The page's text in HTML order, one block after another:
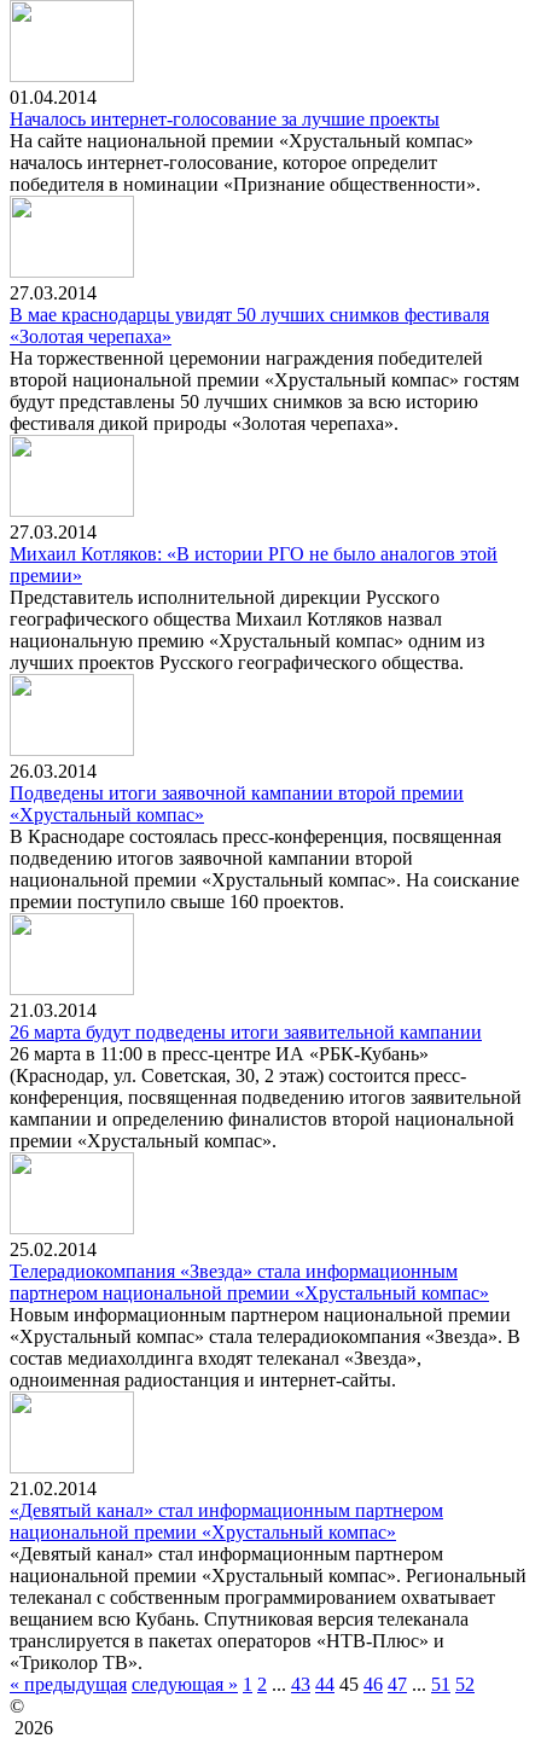
01.04.2014
Началось интернет-голосование за лучшие проекты
На сайте национальной премии «Хрустальный компас»
началось интернет-голосование, которое определит
победителя в номинации «Признание общественности».
27.03.2014
В мае краснодарцы увидят 50 лучших снимков фестиваля
«Золотая черепаха»
На торжественной церемонии награждения победителей
второй национальной премии «Хрустальный компас» гостям
будут представлены 50 лучших снимков за всю историю
фестиваля дикой природы «Золотая черепаха».
27.03.2014
Михаил Котляков: «В истории РГО не было аналогов этой
премии»
Представитель исполнительной дирекции Русского
географического общества Михаил Котляков назвал
национальную премию «Хрустальный компас» одним из
лучших проектов Русского географического общества.
26.03.2014
Подведены итоги заявочной кампании второй премии
«Хрустальный компас»
В Краснодаре состоялась пресс-конференция, посвященная
подведению итогов заявочной кампании второй
национальной премии «Хрустальный компас». На соискание
премии поступило свыше 160 проектов.
21.03.2014
26 марта будут подведены итоги заявительной кампании
26 марта в 11:00 в пресс-центре ИА «РБК-Кубань»
(Краснодар, ул. Советская, 30, 2 этаж) состоится пресс-
конференция, посвященная подведению итогов заявительной
кампании и определению финалистов второй национальной
премии «Хрустальный компас».
25.02.2014
Телерадиокомпания «Звезда» стала информационным
партнером национальной премии «Хрустальный компас»
Новым информационным партнером национальной премии
«Хрустальный компас» стала телерадиокомпания «Звезда». В
состав медиахолдинга входят телеканал «Звезда»,
одноименная радиостанция и интернет-сайты.
21.02.2014
«Девятый канал» стал информационным партнером
национальной премии «Хрустальный компас»
«Девятый канал» стал информационным партнером
национальной премии «Хрустальный компас». Региональный
телеканал с собственным программированием охватывает
вещанием всю Кубань. Спутниковая версия телеканала
транслируется в пакетах операторов «НТВ-Плюс» и
«Триколор ТВ».
« предыдущая следующая » 1 2 ... 43 44 45 46 47 ... 51 52
©
2026